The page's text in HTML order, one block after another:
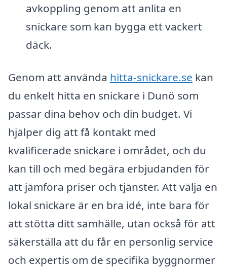
avkoppling genom att anlita en
snickare som kan bygga ett vackert
däck.
Genom att använda hitta-snickare.se kan
du enkelt hitta en snickare i Dunö som
passar dina behov och din budget. Vi
hjälper dig att få kontakt med
kvalificerade snickare i området, och du
kan till och med begära erbjudanden för
att jämföra priser och tjänster. Att välja en
lokal snickare är en bra idé, inte bara för
att stötta ditt samhälle, utan också för att
säkerställa att du får en personlig service
och expertis om de specifika byggnormer